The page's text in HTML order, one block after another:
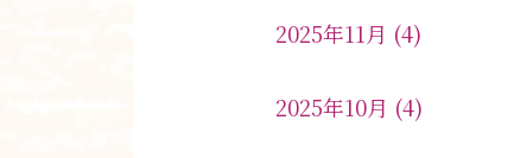
2025年11月 (4)
2025年10月 (4)